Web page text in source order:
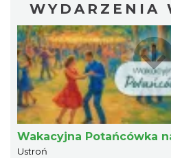
WYDARZENIA
Wakacyjna Potańcówka
Ustroń